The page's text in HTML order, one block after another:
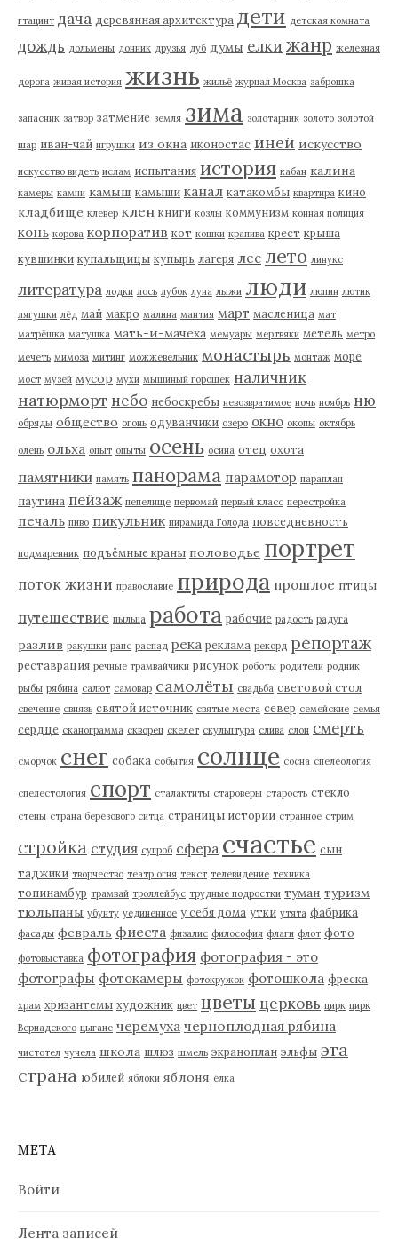
гтацинт дача деревянная архитектура дети детская комната
дождь дольмены донник друзья дуб думы елки жанр железная
дорога живая история жизнь жильё журнал Москва заброшка
запасник затвор затмение земля зима золотарник золото золотой
шар иван-чай игрушки из окна иконостас иней искусство
искусство видеть ислам испытания история кабан калина
камеры камни камыш камыши канал катакомбы квартира кино
кладбище клевер клен книги козлы коммунизм конная полиция
конь корова корпоратив кот кошки крапива крест крыша
кувшинки купальщицы купырь лагеря лес лето линукс
литература лодки лось лубок луна лыжи люди люпин лютик
лягушки лёд май макро малина мантия март масленица мат
матрёшка матушка мать-и-мачеха мемуары мертвяки метель метро
мечеть мимоза митинг можжевельник монастырь монтаж море
мост музей мусор мухи мышиный горошек наличник
натюрморт небо небоскребы невозвратимое ночь ноябрь ню
обряды общество огонь одуванчики озеро окно окопы октябрь
олень ольха опыт опыты осень осина отец охота
памятники память панорама парамотор параплан
паутина пейзаж пепелище первомай первый класс перестройка
печаль пиво пикульник пирамида Голода повседневность
подмаренник подъёмные краны половодье портрет
поток жизни православие природа прошлое птицы
путешествие пыльца работа рабочие радость радуга
разлив ракушки рапс распад река реклама рекорд репортаж
реставрация речные трамвайчики рисунок роботы родители родник
рыбы рябина салют самовар самолёты свадьба световой стол
свечение свиязь святой источник святые места север семейские семья
сердце сканограмма скворец скелет скульптура слива слон смерть
сморчок снег собака события солнце сосна спелеология
спелестология спорт сталактиты староверы старость стекло
стены страна берёзового ситца страницы истории странное стрим
стройка студия сугроб сфера счастье сын
таджики творчество театр огня текст телевидение техника
топинамбур трамвай троллейбус трудные подростки туман туризм
тюльпаны убунту уединенное у себя дома утки утята фабрика
фасады февраль фиеста физалис философия флаги флот фото
фотовыставка фотография фотография - это
фотографы фотокамеры фотокружок фотошкола фреска
храм хризантемы художник цвет цветы церковь цирк цирк
Вернадского цыгане черемуха черноплодная рябина
чистотел чучела школа шлюз шмель экраноплан эльфы эта
страна юбилей яблоки яблоня ёлка
МЕТА
Войти
Лента записей